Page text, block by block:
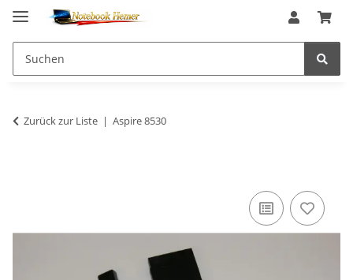
Zurück zur Liste Aspire 8530